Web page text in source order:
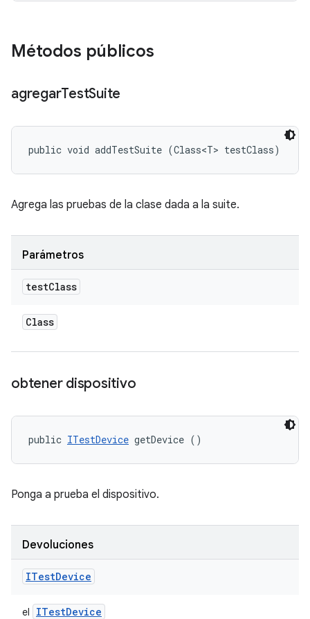
Métodos públicos
agregarTestSuite
public void addTestSuite (Class<T> testClass)
Agrega las pruebas de la clase dada a la suite.
Parámetros
testClass
Class
obtener dispositivo
public ITestDevice getDevice ()
Ponga a prueba el dispositivo.
Devoluciones
ITestDevice
el ITestDevice